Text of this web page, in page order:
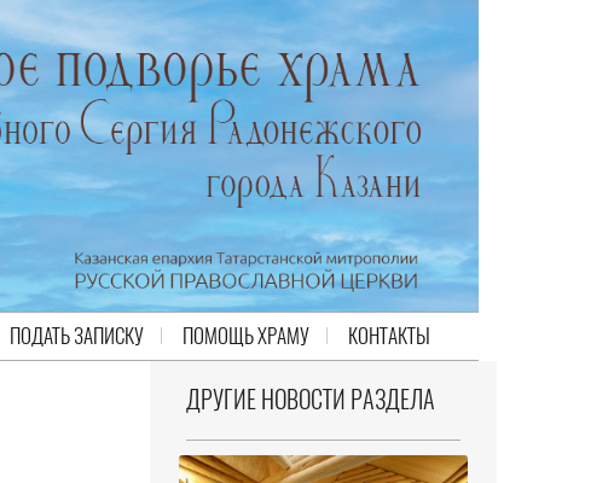
ПОДАТЬ ЗАПИСКУ ПОМОЩЬ ХРАМУ КОНТАКТЫ
ДРУГИЕ НОВОСТИ РАЗДЕЛА